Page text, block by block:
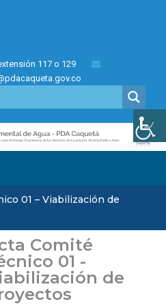
117 o 129
01 – Viabilización de
Comité
01 -
de